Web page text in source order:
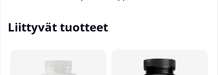
Liittyvät tuotteet